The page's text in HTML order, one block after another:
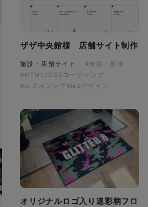
ザザ中央館様 店舗サイト制作
施設・店舗サイト
#食品・飲食
#HTML/CSSコーディング
#レスポンシブWebデザイン
オリジナルロゴ入り迷彩柄フロ